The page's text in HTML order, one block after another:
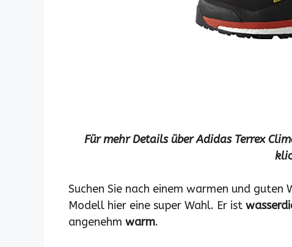
Für mehr Details über Adidas Terrex
Suchen Sie nach einem warmen und guten
Modell hier eine super Wahl. Er ist
angenehm warm.